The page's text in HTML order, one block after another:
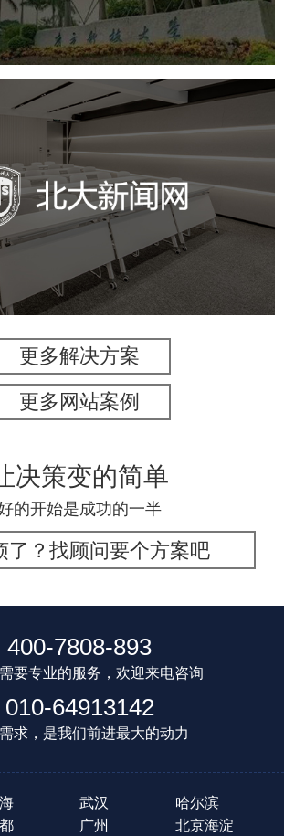
网站建设
教育网站建设
北外新闻网
品牌官网 高校
学校网站建设
教育网站建设
更多解决方案
更多网站案例
决策变的简单
的开始是成功的一半
了？找顾问要个方案吧
400-7808-893
要专业的服务，欢迎来电咨询
010-64913142
求，是我们前进最大的动力
海 武汉
哈尔滨
广州 北京海淀